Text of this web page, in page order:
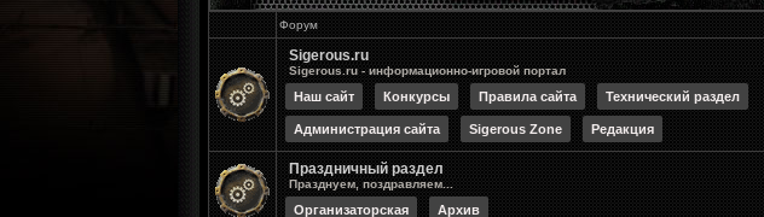
Форум
Sigerous.ru
Sigerous.ru - информационно-игровой портал
Наш сайт Конкурсы Правила сайта Технический раздел
Администрация сайта Sigerous Zone Редакция
Праздничный раздел
Празднуем, поздравляем...
Организаторская Архив